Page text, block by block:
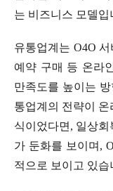
는 비즈니스 모델입
유통업계는 O4O
예약 구매 등 온라
만족도를 높이는
통업계의 전략이
식이었다면, 일상회
가 둔화를 보이며,
적으로 보이고 있습